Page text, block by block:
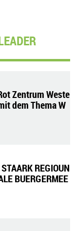
Zentrum Weste
dem Thema W
REGIOUN
BUERGERMEE